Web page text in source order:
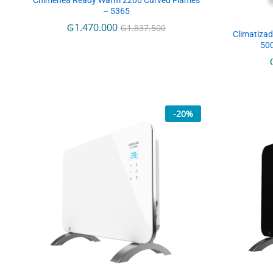
– 5365
₲1.470.000 ₲1.837.500
₲1.470.000 ₲1.837.500
-20%